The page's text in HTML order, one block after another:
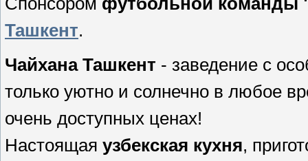
Ташкент.
Чайхана Ташкент - заведение с
только уютно и солнечно в любое
очень доступных ценах!
Настоящая узбекская кухня,